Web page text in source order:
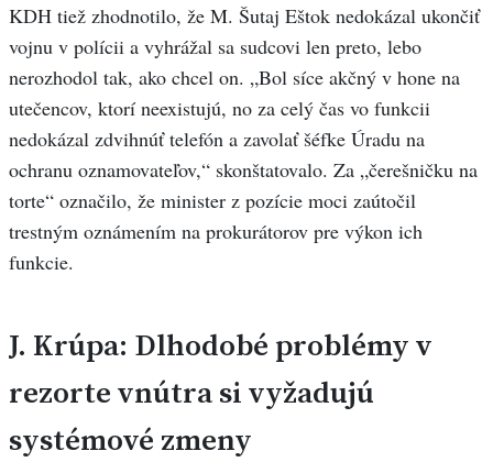
KDH tiež zhodnotilo, že M. Šutaj Eštok nedokázal ukončiť
vojnu v polícii a vyhrážal sa sudcovi len preto, lebo
nerozhodol tak, ako chcel on. „Bol síce akčný v hone na
utečencov, ktorí neexistujú, no za celý čas vo funkcii
nedokázal zdvihnúť telefón a zavolať šéfke Úradu na
ochranu oznamovateľov,“ skonštatovalo. Za „čerešničku na
torte“ označilo, že minister z pozície moci zaútočil
trestným oznámením na prokurátorov pre výkon ich
funkcie.
J. Krúpa: Dlhodobé problémy v
rezorte vnútra si vyžadujú
systémové zmeny